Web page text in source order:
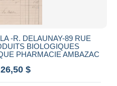
-R. DELAUNAY-89 RUE
BIOLOGIQUES
PHARMACIE AMBAZAC
$